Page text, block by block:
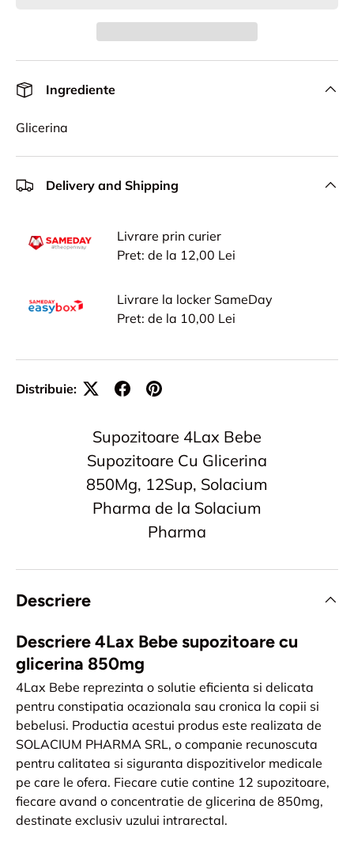
Ingrediente
Glicerina
Delivery and Shipping
Livrare prin curier
Pret: de la 12,00 Lei
Livrare la locker SameDay
Pret: de la 10,00 Lei
Distribuie:
Supozitoare 4Lax Bebe
Supozitoare Cu Glicerina
850Mg, 12Sup, Solacium
Pharma de la Solacium
Pharma
Descriere
Descriere 4Lax Bebe supozitoare cu
glicerina 850mg
4Lax Bebe reprezinta o solutie eficienta si delicata
pentru constipatia ocazionala sau cronica la copii si
bebelusi. Productia acestui produs este realizata de
SOLACIUM PHARMA SRL, o companie recunoscuta
pentru calitatea si siguranta dispozitivelor medicale
pe care le ofera. Fiecare cutie contine 12 supozitoare,
fiecare avand o concentratie de glicerina de 850mg,
destinate exclusiv uzului intrarectal.